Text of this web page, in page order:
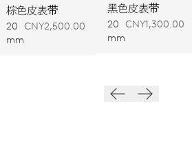
棕色皮表带
20
mm
CNY2,500.00
黑色皮表带
20
mm
CNY1,300.00